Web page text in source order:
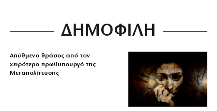
ΔΗΜΟΦΙΛΗ
Απύθμενο θράσος από τον
χειρότερο πρωθυπουργό της
Μεταπολίτευσης